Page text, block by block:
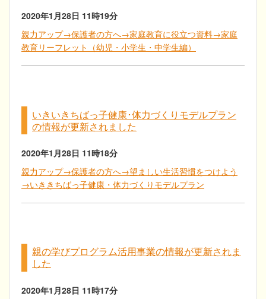
2020年1月28日 11時19分
親力アップ→保護者の方へ→家庭教育に役立つ資料→家庭
教育リーフレット（幼児・小学生・中学生編）
いきいきちばっ子健康･体力づくりモデルプラン
の情報が更新されました
2020年1月28日 11時18分
親力アップ→保護者の方へ→望ましい生活習慣をつけよう
→いききちばっ子健康・体力づくりモデルプラン
親の学びプログラム活用事業の情報が更新されま
した
2020年1月28日 11時17分